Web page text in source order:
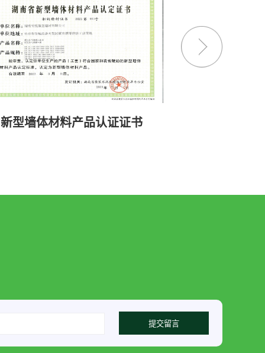
新型墙体材料产品认证证书